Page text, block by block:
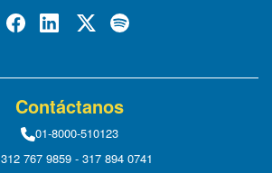
Contáctanos
01-8000-510123
312 767 9859 - 317 894 0741